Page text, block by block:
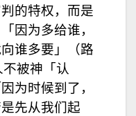
的特权，而是
因为多给谁，
谁多要」（路
被神「认
为时候到了，
先从我们起